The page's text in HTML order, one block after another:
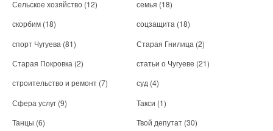
Сельское хозяйство (12) семья (18)
скорбим (18) соцзащита (18)
спорт Чугуева (81) Старая Гнилица (2)
Старая Покровка (2) статьи о Чугуеве (21)
строительство и ремонт (7) суд (4)
Сфера услуг (9) Такси (1)
Танцы (6) Твой депутат (30)